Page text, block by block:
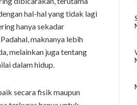
hal-hal yang tidak lagi
hanya sekadar
maknanya lebih
melainkan juga tentang
dalam hidup.
secara fisik maupun